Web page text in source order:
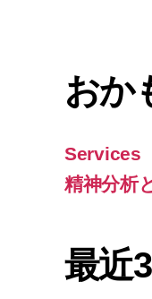
おか
Services
精神分析
最近